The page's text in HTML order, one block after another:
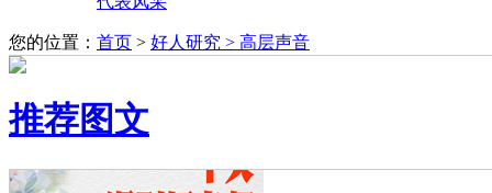
您的位置： 首页 > 好人研究 > 高层声音
推荐图文